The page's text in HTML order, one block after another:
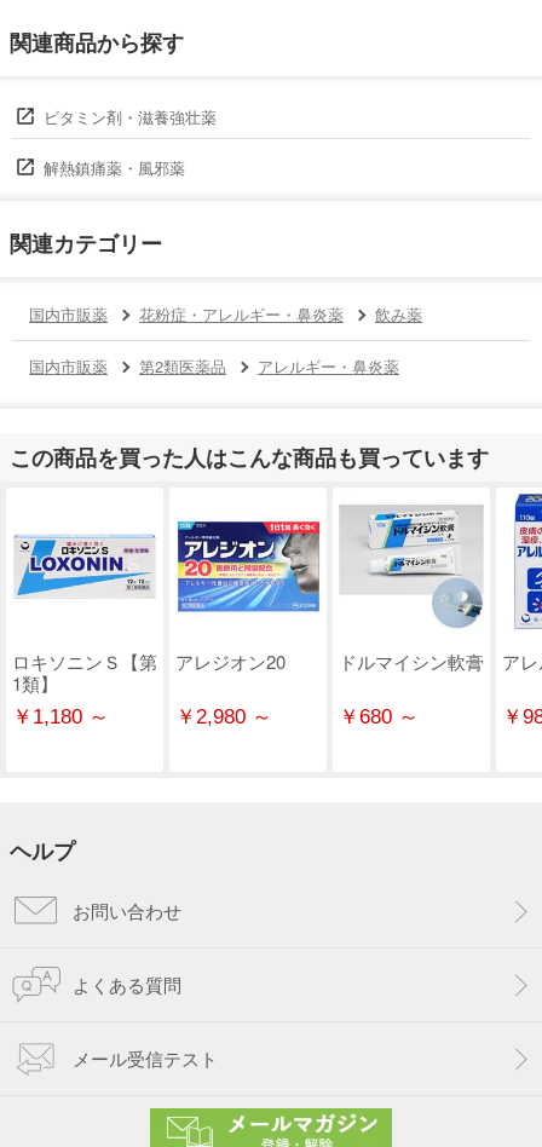
関連商品から探す
ビタミン剤・滋養強壮薬
解熱鎮痛薬・風邪薬
関連カテゴリー
国内市販薬 花粉症・アレルギー・鼻炎薬 飲み薬
国内市販薬 第2類医薬品 アレルギー・鼻炎薬
この商品を買った人はこんな商品も買っています
ロキソニンＳ【第
1類】
￥1,180 ～
アレジオン20
￥2,980 ～
ドルマイシン軟膏
￥680 ～
ア
￥
ヘルプ
お問い合わせ
よくある質問
メール受信テスト